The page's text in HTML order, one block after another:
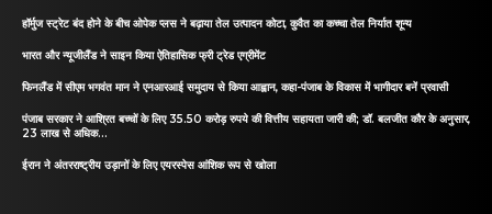
हॉर्मुज स्ट्रेट बंद होने के बीच ओपेक प्लस ने बढ़ाया तेल उत्पादन कोटा, कुवैत का कच्चा तेल निर्यात शून्य
भारत और न्यूजीलैंड ने साइन किया ऐतिहासिक फ्री ट्रेड एग्रीमेंट
फिनलैंड में सीएम भगवंत मान ने एनआरआई समुदाय से किया आह्वान, कहा-पंजाब के विकास में भागीदार बनें प्रवासी
पंजाब सरकार ने आश्रित बच्चों के लिए 35.50 करोड़ रुपये की वित्तीय सहायता जारी की; डॉ. बलजीत कौर के अनुसार,
23 लाख से अधिक...
ईरान ने अंतरराष्ट्रीय उड़ानों के लिए एयरस्पेस आंशिक रूप से खोला